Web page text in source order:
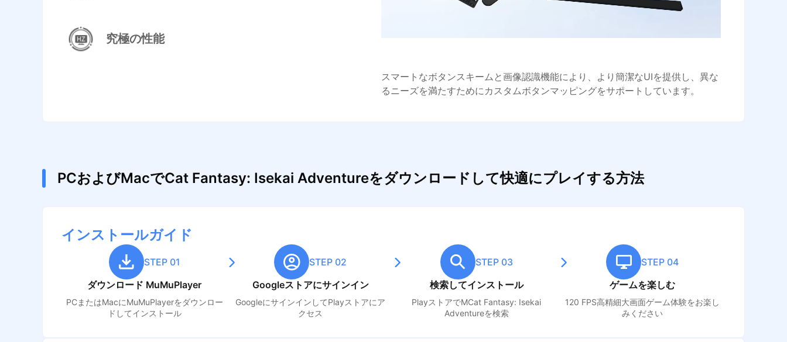
究極の性能
スマートなボタンスキームと画像認識機能により、より簡潔なUIを提供し、異な
るニーズを満たすためにカスタムボタンマッピングをサポートしています。
PCおよびMacでCat Fantasy: Isekai Adventureをダウンロードして快適にプレイする方法
インストールガイド
STEP 01
ダウンロード MuMuPlayer
PCまたはMacにMuMuPlayerをダウンロー
ドしてインストール
STEP 02
Googleストアにサインイン
GoogleにサインインしてPlayストアにア
クセス
STEP 03
検索してインストール
PlayストアでMCat Fantasy: Isekai
Adventureを検索
STEP 04
ゲームを楽しむ
120 FPS高精細大画面ゲーム体験をお楽し
みください